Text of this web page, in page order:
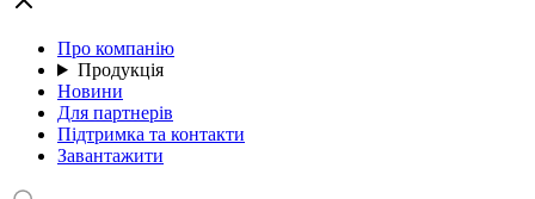
Про компанію
Продукція
Новини
Для партнерів
Підтримка та контакти
Завантажити